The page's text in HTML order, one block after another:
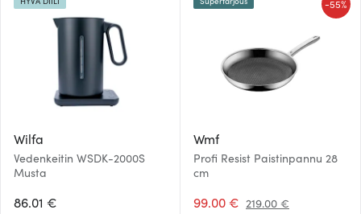
Wilfa
Vedenkeitin WSDK-2000S
Musta
86.01 €
Wmf
Profi Resist Paistinpannu 28
cm
99.00 € 219.00 €
55%